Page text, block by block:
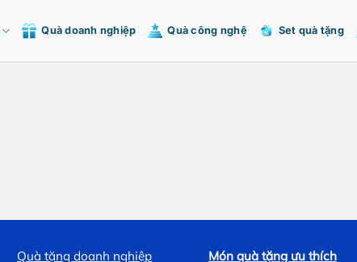
Quà doanh nghiệp Quà công nghệ Set quà tặng
Quà tặng doanh nghiệp Món quà tặng ưu thích